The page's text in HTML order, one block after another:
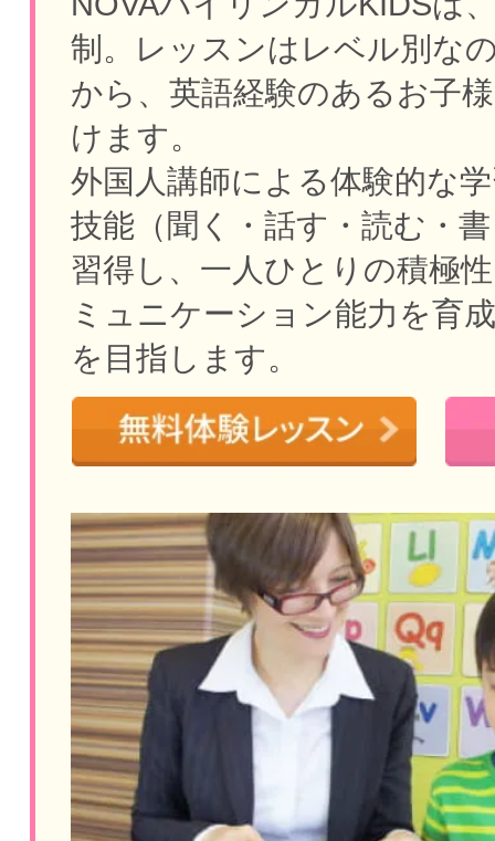
制。
レッスンはレベル別な
から、英語経験のあるお子
けます。
外国人講師による体験的な
技能（聞く・話す・読む・
習得し、一人ひとりの積極
ミュニケーション能力を育
を目指します。